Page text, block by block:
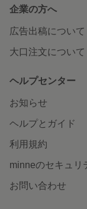
企業の方へ
広告出稿について
大口注文について
ヘルプセンター
お知らせ
ヘルプとガイド
利用規約
minneのセキュリ
お問い合わせ